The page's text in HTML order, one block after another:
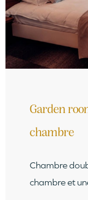
Garden
chambre
Chambre
chambre et